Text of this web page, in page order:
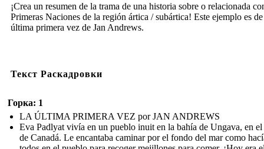
¡Crea un resumen de la trama de una historia sobre o relacionada
Primeras Naciones de la región ártica / subártica! Este ejemplo es
última primera vez de Jan Andrews.
Текст Раскадровки
Горка: 1
LA ÚLTIMA PRIMERA VEZ por JAN ANDREWS
Eva Padlyat vivía en un pueblo inuit en la bahía de Ungava, en el
de Canadá. Le encantaba caminar por el fondo del mar como